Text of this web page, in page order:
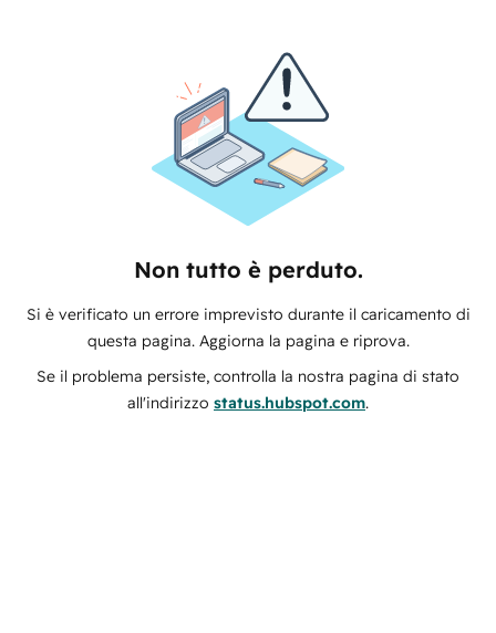
Non tutto è perduto.
Si è verificato un errore imprevisto durante il caricamento di
questa pagina. Aggiorna la pagina e riprova.
Se il problema persiste, controlla la nostra pagina di stato
all'indirizzo status.hubspot.com.